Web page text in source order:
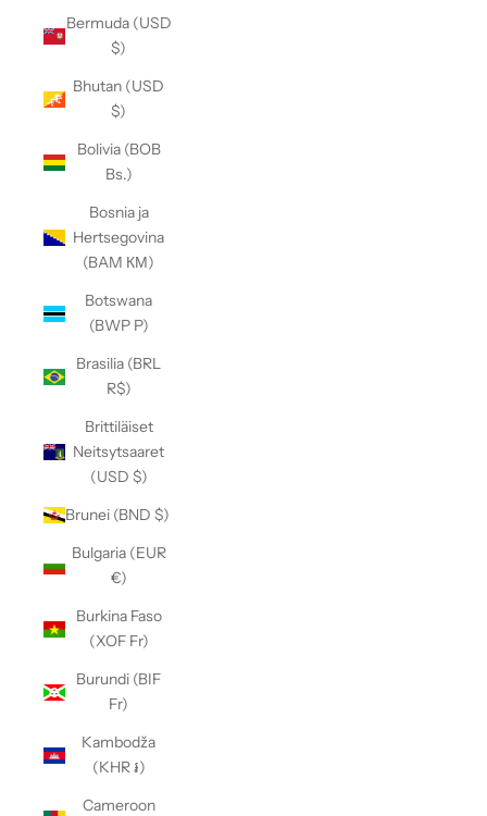
Bermuda (USD
$)
Bhutan (USD
$)
Bolivia (BOB
Bs.)
Bosnia ja
Hertsegovina
(BAM КМ)
Botswana
(BWP P)
Brasilia (BRL
R$)
Brittiläiset
Neitsytsaaret
(USD $)
Brunei (BND $)
Bulgaria (EUR
€)
Burkina Faso
(XOF Fr)
Burundi (BIF
Fr)
Kambodža
(KHR ៛)
Cameroon